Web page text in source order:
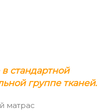
стандартной
группе тканей.
матрас